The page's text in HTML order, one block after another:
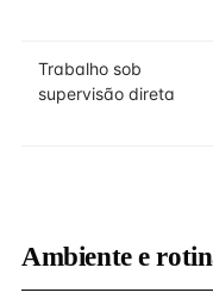
Trabalho sob
supervisão direta
Ambiente e